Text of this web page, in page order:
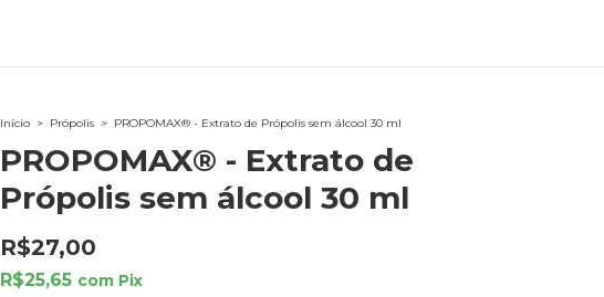
Início > Própolis > PROPOMAX® - Extrato de Própolis sem álcool 30 ml
PROPOMAX® - Extrato de
Própolis sem álcool 30 ml
R$27,00
R$25,65 com Pix